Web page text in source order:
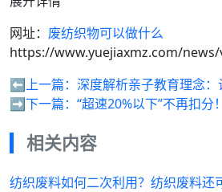
网址： 废纺织物可以做什么
https://www.yuejiaxmz.com/news/
⬅️上一篇： 深度解析亲子教育理念：
➡️下一篇： “超速20%以下”不再扣分
相关内容
纺织废料如何二次利用？纺织废料还